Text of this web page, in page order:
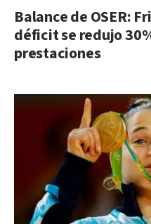
Balance de OSER:
déficit se redujo
prestaciones